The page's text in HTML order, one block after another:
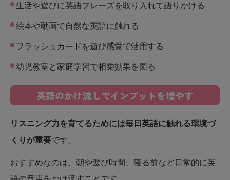
生活や遊びに英語フレーズを取り入れて語りかける
絵本や動画で自然な英語に触れる
フラッシュカードを遊び感覚で活用する
幼児教室と家庭学習で相乗効果を図る
英語のかけ流しでインプットを増やす
リスニング力を育てるためには毎日英語に触れる環境づ
くりが重要です。
おすすめなのは、朝や遊び時間、寝る前など日常的に英